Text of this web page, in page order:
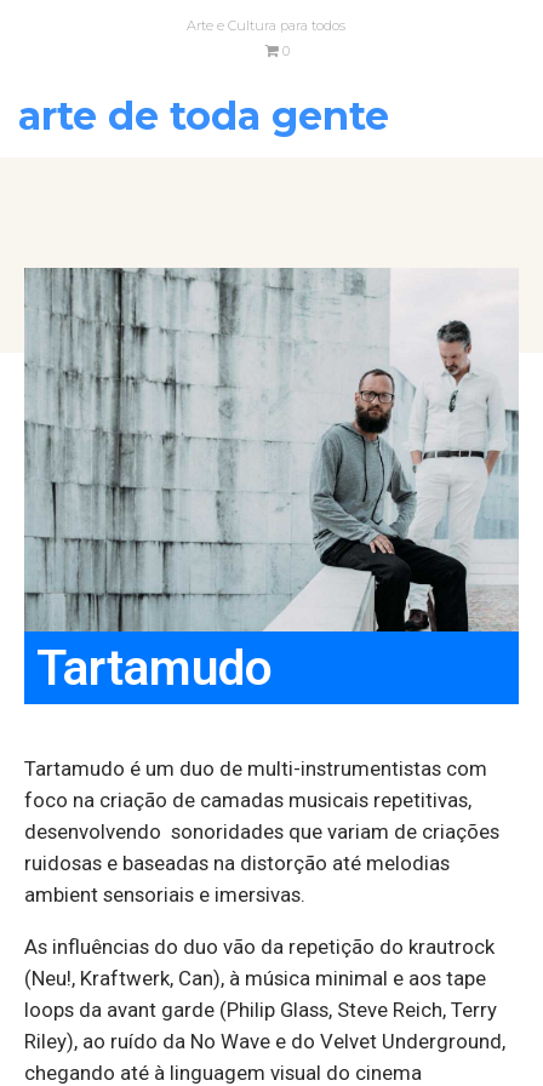
Arte e Cultura para todos
0
arte de toda gente
Tartamudo
Tartamudo é um duo de multi-instrumentistas com
foco na criação de camadas musicais repetitivas,
desenvolvendo sonoridades que variam de criações
ruidosas e baseadas na distorção até melodias
ambient sensoriais e imersivas.
As influências do duo vão da repetição do krautrock
(Neu!, Kraftwerk, Can), à música minimal e aos tape
loops da avant garde (Philip Glass, Steve Reich, Terry
Riley), ao ruído da No Wave e do Velvet Underground,
chegando até à linguagem visual do cinema